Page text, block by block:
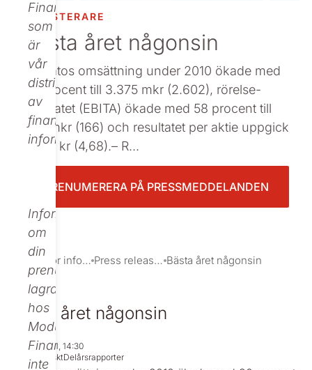
Finance,
som
är
vår
distributör
av
finansiell
information.
Informationen
om
din
prenumeration
lagras
hos
Modular
Finance,
inte
INVESTERARE
Bästa året någonsin
: Nolatos omsättning under 2010 ökade med
30 procent till 3.375 mkr (2.602), rörelse­
resultatet (EBITA) ökade med 58 procent till
262 mkr (166) och resultatet per aktie uppgick
till 7,11 kr (4,68).– R...
PRENUMERERA PÅ PRESSMEDDELANDEN
Investor information Press releases Bästa året någonsin
Bästa året någonsin
Feb 01, 2011, 14:30
RegulatorisktDelårsrapporter